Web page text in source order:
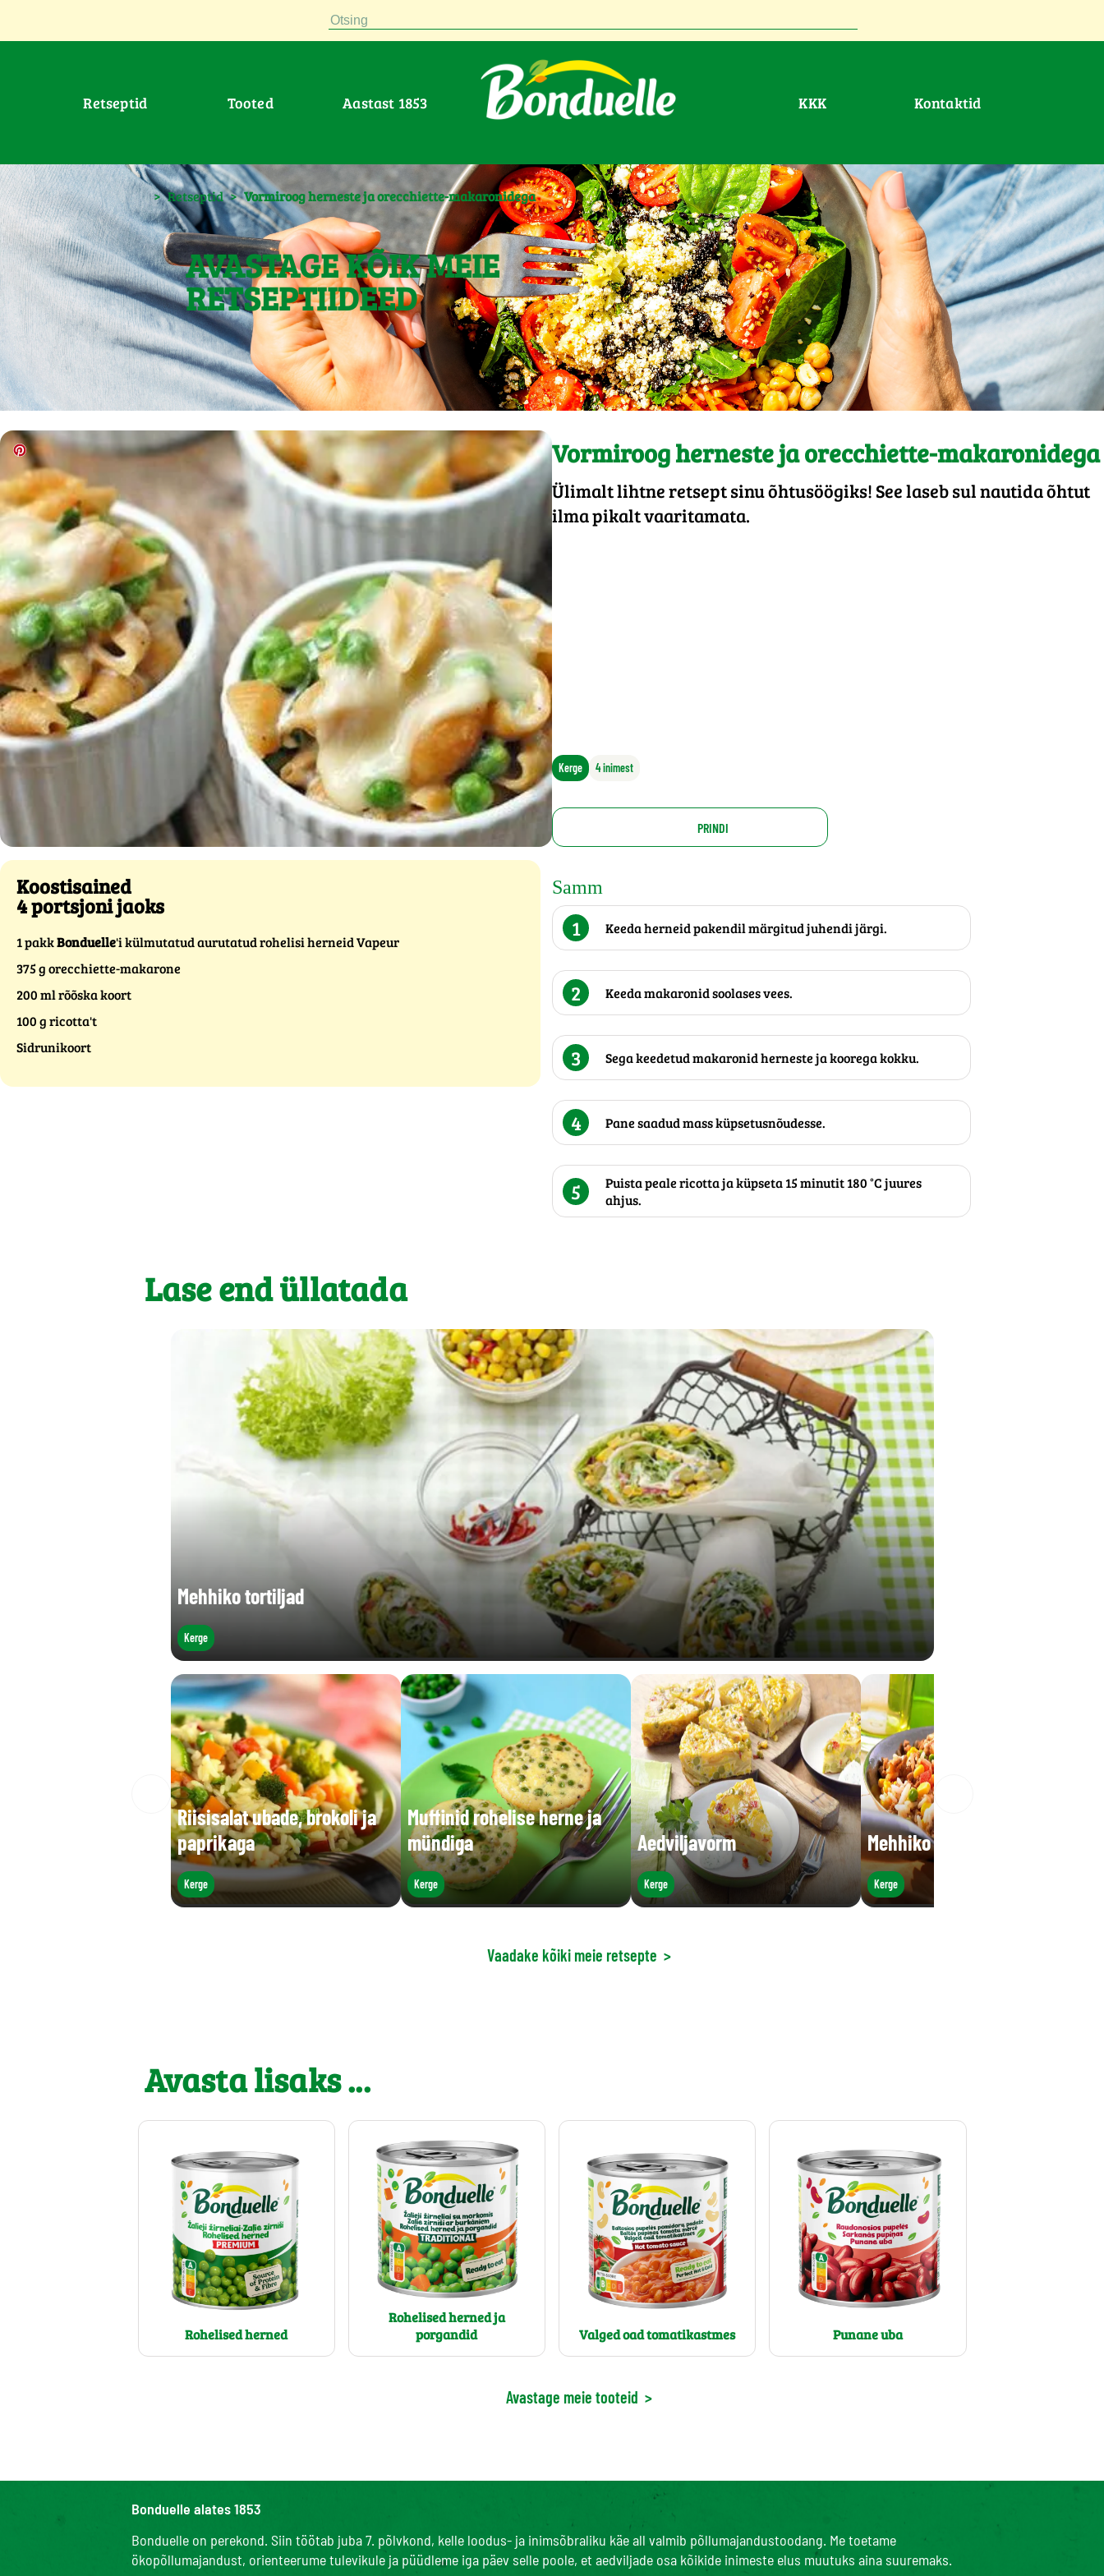
Otsing
Retseptid Tooted Aastast 1853 KKK Kontaktid
> Retseptid > Vormiroog herneste ja orecchiette-makaronidega
AVASTAGE KÕIK MEIE
RETSEPTIIDEED
Vormiroog herneste ja orecchiette-makaronidega
Ülimalt lihtne retsept sinu õhtusöögiks! See laseb sul nautida õhtut
ilma pikalt vaaritamata.
Kerge 4 inimest
PRINDI
Koostisained
4 portsjoni jaoks
1 pakkBonduelle'i külmutatud aurutatud rohelisi herneid Vapeur
375 g orecchiette-makarone
200 ml rõõska koort
100 g ricotta't
Sidrunikoort
Samm
1 Keeda herneid pakendil märgitud juhendi järgi.
2 Keeda makaronid soolases vees.
3 Sega keedetud makaronid herneste ja koorega kokku.
4 Pane saadud mass küpsetusnõudesse.
5
Puista peale ricotta ja küpseta 15 minutit 180 °C juures
ahjus.
Lase end üllatada
Mehhiko tortiljad
Kerge
Riisisalat ubade, brokoli ja
paprikaga
Kerge
Muffinid rohelise herne ja
mündiga
Kerge
Aedviljavorm
Kerge
Mehhiko hautis
Kerge
Vaadake kõiki meie retsepte >
Avasta lisaks ...
Rohelised herned
Rohelised herned ja
porgandid
Valged oad tomatikastmes Punane uba
Avastage meie tooteid >
Bonduelle alates 1853
Bonduelle on perekond. Siin töötab juba 7. põlvkond, kelle loodus- ja inimsõbraliku käe all valmib põllumajandustoodang. Me toetame
ökopõllumajandust, orienteerume tulevikule ja püüdleme iga päev selle poole, et aedviljade osa kõikide inimeste elus muutuks aina suuremaks.